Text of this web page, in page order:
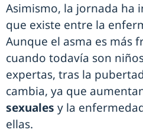
Asimismo, la jornada ha
que existe entre la
Aunque el asma es más
cuando todavía son
expertas, tras la
cambia, ya que
sexuales y la
ellas.